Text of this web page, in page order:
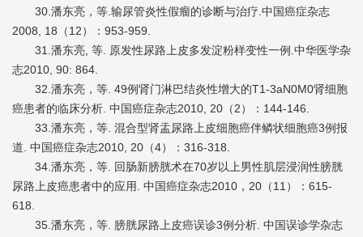
30.潘东亮，等.输尿管炎性假瘤的诊断与治疗.中国癌症杂志
2008, 18（12）：953-959.
31.潘东亮, 等. 原发性尿路上皮多发淀粉样变性一例.中华医学杂
志2010, 90: 864.
32.潘东亮，等. 49例肾门淋巴结炎性增大的T1-3aN0M0肾细胞
癌患者的临床分析. 中国癌症杂志2010, 20（2）：144-146.
33.潘东亮，等. 混合型肾盂尿路上皮细胞癌伴鳞状细胞癌3例报
道. 中国癌症杂志2010, 20（4）：316-318.
34.潘东亮，等. 回肠新膀胱术在70岁以上男性肌层浸润性膀胱
尿路上皮癌患者中的应用. 中国癌症杂志2010，20（11）：615-
618.
35.潘东亮，等. 膀胱尿路上皮癌误诊3例分析. 中国误诊学杂志